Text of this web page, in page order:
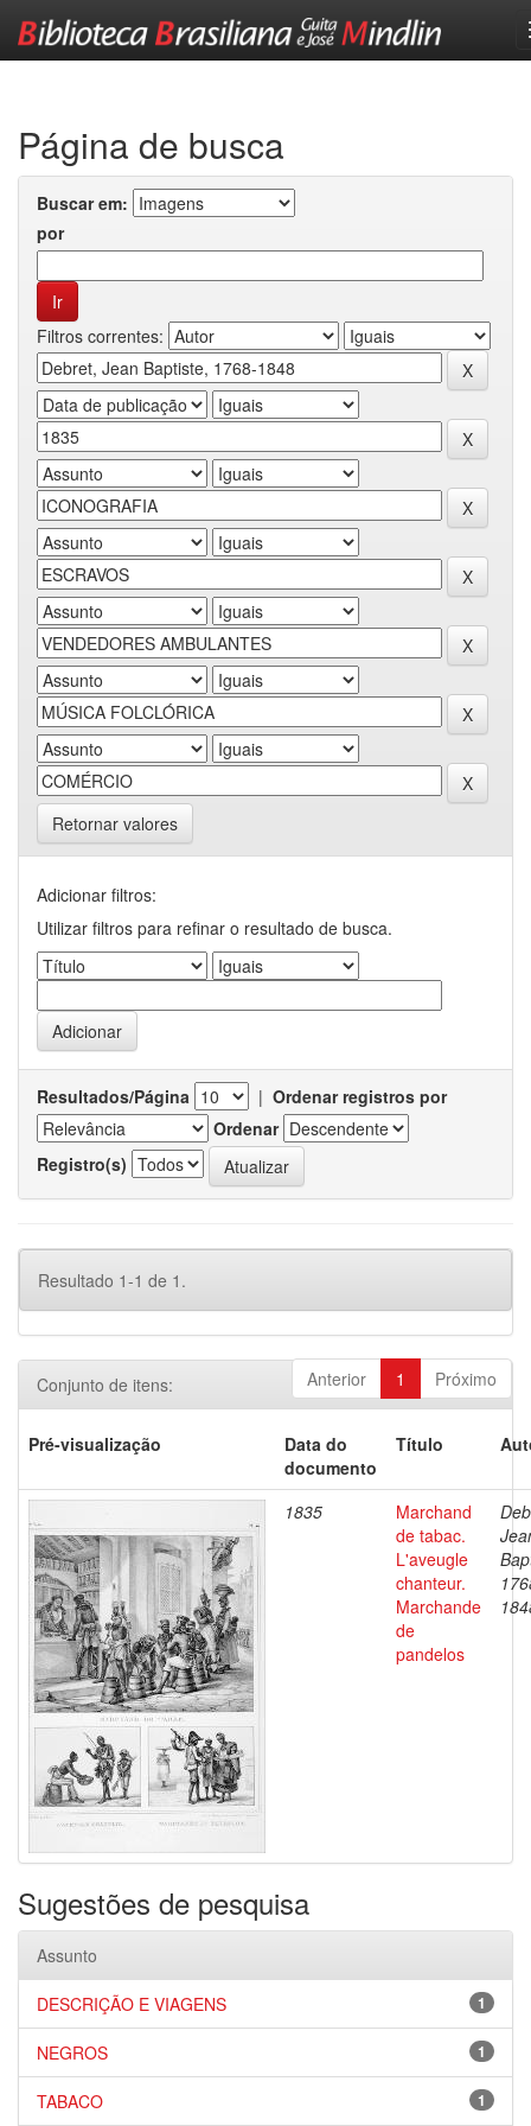
Página de busca
Buscar em:
por
Filtros correntes:
Retornar valores
Adicionar filtros:
Utilizar filtros para refinar o resultado de busca.
Resultados/Página | Ordenar registros por
Ordenar
Registro(s)
Resultado 1-1 de 1.
Anterior 1 Próximo
Conjunto de itens:
Pré-visualização
Data do
documento
Título
1835
Marchand
de tabac.
L'aveugle
chanteur.
Marchande
de
pandelos
Sugestões de pesquisa
Assunto
1
DESCRIÇÃO E VIAGENS
1
NEGROS
1
TABACO